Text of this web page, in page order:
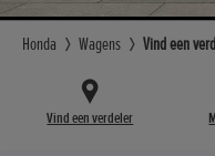
Honda Wagens Vind een
Vind een verdeler